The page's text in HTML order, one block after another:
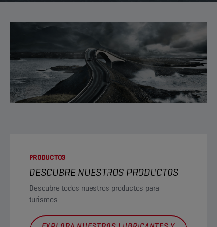
PRODUCTOS
DESCUBRE NUESTROS PRODUCTOS
Descubre todos nuestros productos para
turismos